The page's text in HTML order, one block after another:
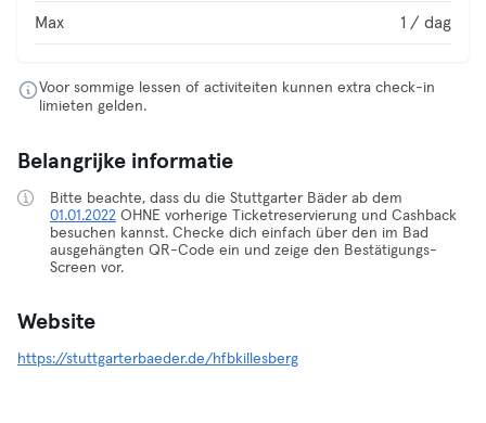
Max 1 / dag
Voor sommige lessen of activiteiten kunnen extra check-in
limieten gelden.
Belangrijke informatie
Bitte beachte, dass du die Stuttgarter Bäder ab dem
01.01.2022 OHNE vorherige Ticketreservierung und Cashback
besuchen kannst. Checke dich einfach über den im Bad
ausgehängten QR-Code ein und zeige den Bestätigungs-
Screen vor.
Website
https://stuttgarterbaeder.de/hfbkillesberg